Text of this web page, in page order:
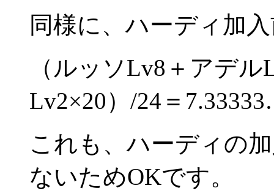
同様に、ハーディ加
（ルッソLv8＋アデ
Lv2×20）/24＝
これも、ハーディの
ないためOKです。